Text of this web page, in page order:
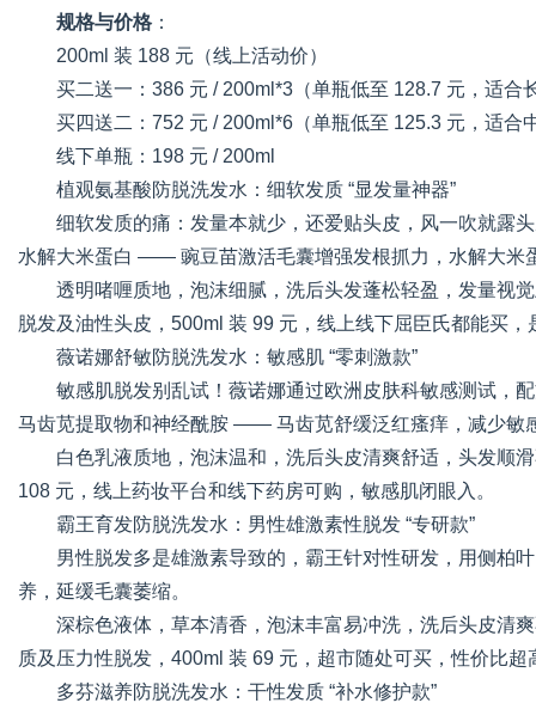
规格与价格 ：
200ml 装 188 元（线上活动价）
买二送一：386 元 / 200ml*3（单瓶低至 128.7 元，适合
买四送二：752 元 / 200ml*6（单瓶低至 125.3 元，适合
线下单瓶：198 元 / 200ml
植观氨基酸防脱洗发水：细软发质 “显发量神器”
细软发质的痛：发量本就少，还爱贴头皮，风一吹就露
水解大米蛋白 —— 豌豆苗激活毛囊增强发根抓力，水解大米
透明啫喱质地，泡沫细腻，洗后头发蓬松轻盈，发量视
脱发及油性头皮，500ml 装 99 元，线上线下屈臣氏都能买，
薇诺娜舒敏防脱洗发水：敏感肌 “零刺激款”
敏感肌脱发别乱试！薇诺娜通过欧洲皮肤科敏感测试，
马齿苋提取物和神经酰胺 —— 马齿苋舒缓泛红瘙痒，减少敏
白色乳液质地，泡沫温和，洗后头皮清爽舒适，头发顺
108 元，线上药妆平台和线下药房可购，敏感肌闭眼入。
霸王育发防脱洗发水：男性雄激素性脱发 “专研款”
男性脱发多是雄激素导致的，霸王针对性研发，用侧柏
养，延缓毛囊萎缩。
深棕色液体，草本清香，泡沫丰富易冲洗，洗后头皮清
质及压力性脱发，400ml 装 69 元，超市随处可买，性价比超
多芬滋养防脱洗发水：干性发质 “补水修护款”